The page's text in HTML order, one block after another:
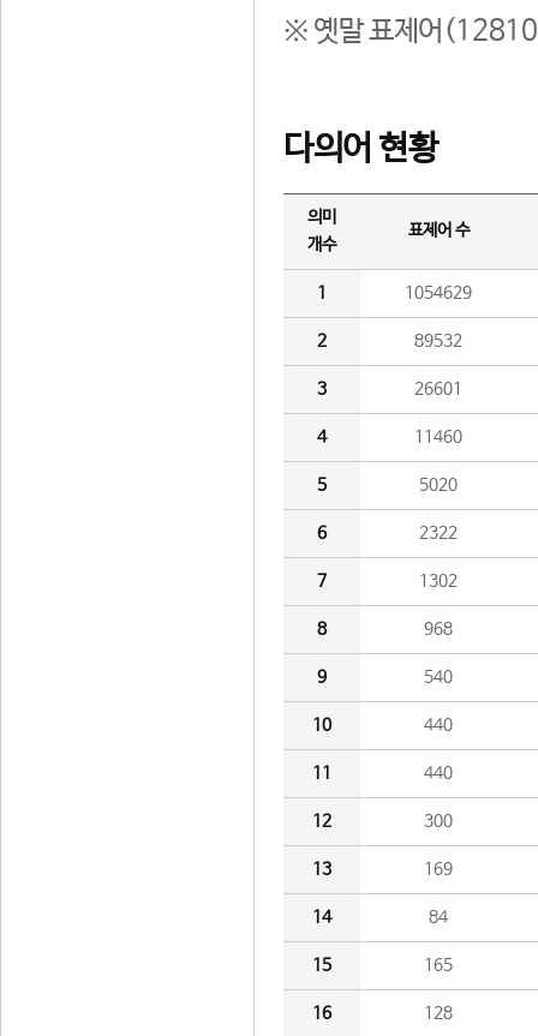
※ 옛말 표제어(12810
다의어 현황
의미
개수
표제어 수
1 1054629
2 89532
3 26601
4 11460
5 5020
6 2322
7 1302
8 968
9 540
10 440
11 440
12 300
13 169
14 84
15 165
16 128